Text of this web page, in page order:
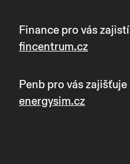
Finance pro vás zajistí
fincentrum.cz
Penb pro vás zajišťuje
energysim.cz